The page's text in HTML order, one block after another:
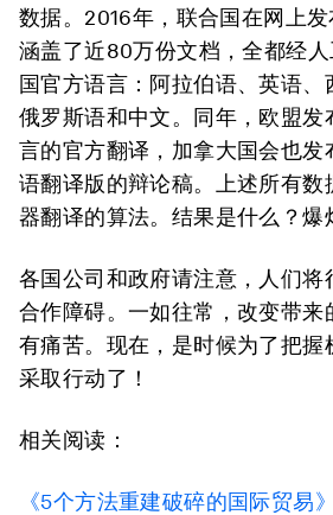
数据。2016年，联合国在网上发
涵盖了近80万份文档，全都经
国官方语言：阿拉伯语、英语、
俄罗斯语和中文。同年，欧盟发
言的官方翻译，加拿大国会也发
语翻译版的辩论稿。上述所有数
器翻译的算法。结果是什么？爆
各国公司和政府请注意，人们将
合作障碍。一如往常，改变带来
有痛苦。现在，是时候为了把握
采取行动了！
相关阅读：
《5个方法重建破碎的国际贸易》